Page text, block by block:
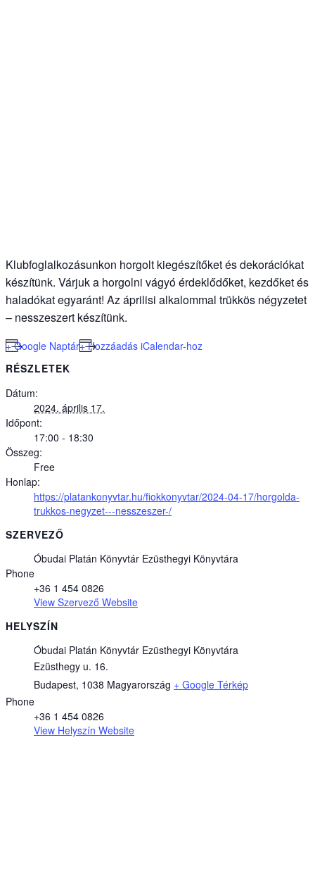
Klubfoglalkozásunkon horgolt kiegészítőket és dekorációkat
készítünk. Várjuk a horgolni vágyó érdeklődőket, kezdőket és
haladókat egyaránt! Azáprilisi alkalommal trükkös négyzetet
– nesszeszert készítünk.
+ Google Naptár+ Hozzáadás iCalendar-hoz
RÉSZLETEK
Dátum:
2024. április 17.
Időpont:
17:00 - 18:30
Összeg:
Free
Honlap:
https://platankonyvtar.hu/fiokkonyvtar/2024-04-17/horgolda-
trukkos-negyzet---nesszeszer-/
SZERVEZŐ
Óbudai Platán Könyvtár Ezüsthegyi Könyvtára
Phone
+36 1 454 0826
View Szervező Website
HELYSZÍN
Óbudai Platán Könyvtár Ezüsthegyi Könyvtára
Ezüsthegy u. 16.
Budapest, 1038 Magyarország + Google Térkép
Phone
+36 1 454 0826
View Helyszín Website